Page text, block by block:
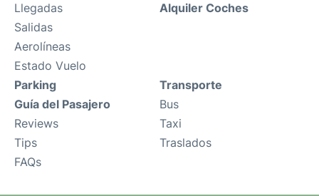
Llegadas
Salidas
Aerolíneas
Estado Vuelo
Alquiler Coches
Parking
Guía del Pasajero
Reviews
Tips
FAQs
Transporte
Bus
Taxi
Traslados